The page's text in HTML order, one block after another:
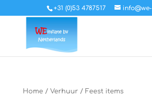
+31 (0)53 4787517
Home/ Verhuur/ Feest items